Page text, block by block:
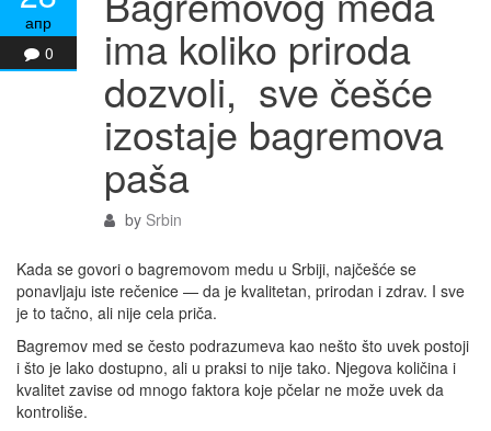
апр
0
ima koliko priroda
dozvoli, sve češće
izostaje bagremova
paša
by Srbin
Kada se govori o bagremovom medu u Srbiji, najčešće se
ponavljaju iste rečenice — da je kvalitetan, prirodan i zdrav. I sve
je to tačno, ali nije cela priča.
Bagremov med se često podrazumeva kao nešto što uvek postoji
i što je lako dostupno, ali u praksi to nije tako. Njegova količina i
kvalitet zavise od mnogo faktora koje pčelar ne može uvek da
kontroliše.